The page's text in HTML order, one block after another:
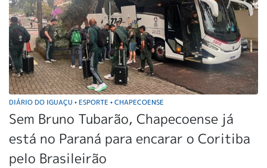
DIÁRIO DO IGUAÇU • ESPORTE • CHAPECOENSE
Sem Bruno Tubarão, Chapecoense já
está no Paraná para encarar o Coritiba
pelo Brasileirão